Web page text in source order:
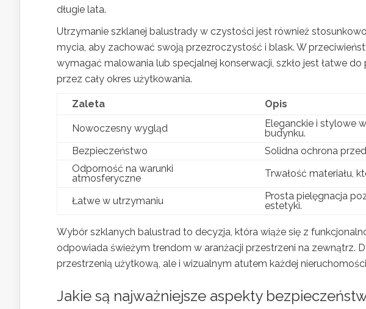
długie lata.
Utrzymanie szklanej balustrady w czystości jest również
mycia, aby zachować swoją przezroczystość i blask. W
wymagać malowania lub specjalnej konserwacji, szkło jest łatwe
przez cały okres użytkowania.
Zaleta Opis
Nowoczesny wygląd
Eleganckie i stylowe
budynku.
Bezpieczeństwo
Solidna ochrona
Odporność na warunki
atmosferyczne
Trwałość materiału,
Łatwe w utrzymaniu
Prosta pielęgnacja
estetyki.
Wybór szklanych balustrad to decyzja, która wiąże się z
odpowiada świeżym trendom w aranżacji przestrzeni na zewnątrz.
przestrzenią użytkową, ale i wizualnym atutem każdej
Jakie są najważniejsze aspekty